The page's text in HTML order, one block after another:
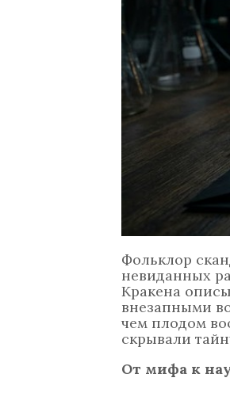
Фольклор
невиданных
Кракена
внезапными
чем плодом
скрывали
От мифа к